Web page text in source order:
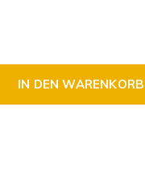
IN DEN WARENKORB